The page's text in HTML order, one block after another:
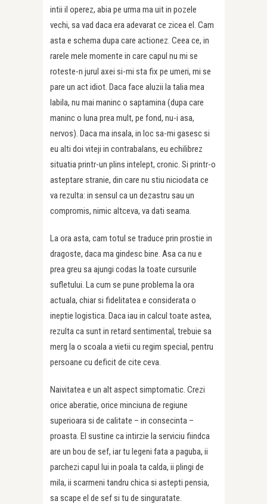
intii il operez, abia pe urma ma uit in pozele
vechi, sa vad daca era adevarat ce zicea el. Cam
asta e schema dupa care actionez. Ceea ce, in
rarele mele momente in care capul nu mi se
roteste-n jurul axei si-mi sta fix pe umeri, mi se
pare un act idiot. Daca face aluzii la talia mea
labila, nu mai maninc o saptamina (dupa care
maninc o luna prea mult, pe fond, nu-i asa,
nervos). Daca ma insala, in loc sa-mi gasesc si
eu alti doi viteji in contrabalans, eu echilibrez
situatia printr-un plins intelept, cronic. Si printr-o
asteptare stranie, din care nu stiu niciodata ce
va rezulta: in sensul ca un dezastru sau un
compromis, nimic altceva, va dati seama.
La ora asta, cam totul se traduce prin prostie in
dragoste, daca ma gindesc bine. Asa ca nu e
prea greu sa ajungi codas la toate cursurile
sufletului. La cum se pune problema la ora
actuala, chiar si fidelitatea e considerata o
ineptie logistica. Daca iau in calcul toate astea,
rezulta ca sunt in retard sentimental, trebuie sa
merg la o scoala a vietii cu regim special, pentru
persoane cu deficit de cite ceva.
Naivitatea e un alt aspect simptomatic. Crezi
orice aberatie, orice minciuna de regiune
superioara si de calitate – in consecinta –
proasta. El sustine ca intirzie la serviciu fiindca
are un bou de sef, iar tu legeni fata a paguba, ii
parchezi capul lui in poala ta calda, ii plingi de
mila, ii scarmeni tandru chica si astepti pensia,
sa scape el de sef si tu de singuratate.